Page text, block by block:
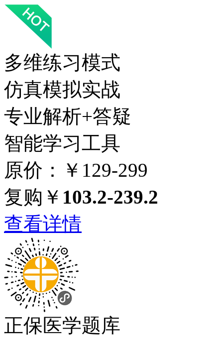
多维练习模式
仿真模拟实战
专业解析+答疑
智能学习工具
原价：￥129-299
复购￥ 103.2-239.2
查看详情
正保医学题库